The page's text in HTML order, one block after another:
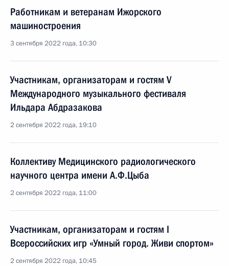
Работникам и ветеранам Ижорского
машиностроения
3 сентября 2022 года, 10:30
Участникам, организаторам и гостям V
Международного музыкального фестиваля
Ильдара Абдразакова
2 сентября 2022 года, 19:10
Коллективу Медицинского радиологического
научного центра имени А.Ф.Цыба
2 сентября 2022 года, 11:00
Участникам, организаторам и гостям I
Всероссийских игр «Умный город. Живи спортом»
2 сентября 2022 года, 10:45